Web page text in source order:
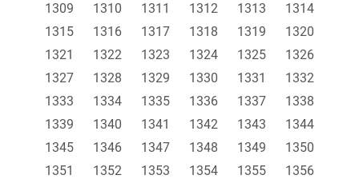
1309
1310 1311 1312 1313
1314
1315
1316 1317 1318 1319
1320
1321
1322 1323 1324 1325
1326
1327
1328 1329 1330 1331
1332
1333
1334 1335 1336 1337
1338
1339
1340 1341 1342 1343
1344
1345
1346 1347 1348 1349
1350
1351
1352 1353 1354 1355
1356